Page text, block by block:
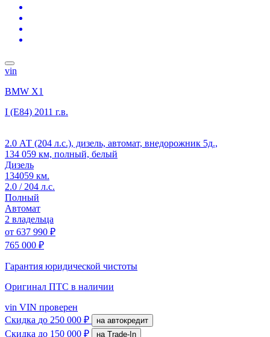
vin
BMW X1
I (E84) 2011 г.в.
2.0 АТ (204 л.с.), дизель, автомат, внедорожник 5д.,
134 059 км, полный, белый
Дизель
134059 км.
2.0 / 204 л.с.
Полный
Автомат
2 владельца
от 637 990 ₽
765 000 ₽
Гарантия юридической чистоты
Оригинал ПТС в наличии
vin VIN проверен
Скидка до 250 000 ₽ на автокредит
Скидка до 150 000 ₽ на Trade-In